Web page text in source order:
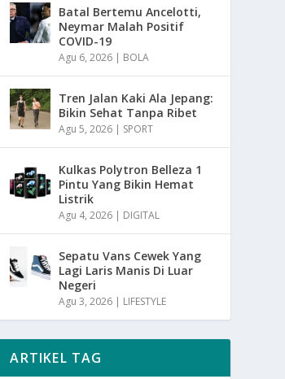
Batal Bertemu Ancelotti,
Neymar Malah Positif
COVID-19
Agu 6, 2026 | BOLA
Tren Jalan Kaki Ala Jepang:
Bikin Sehat Tanpa Ribet
Agu 5, 2026 | SPORT
Kulkas Polytron Belleza 1
Pintu Yang Bikin Hemat
Listrik
Agu 4, 2026 | DIGITAL
Sepatu Vans Cewek Yang
Lagi Laris Manis Di Luar
Negeri
Agu 3, 2026 | LIFESTYLE
ARTIKEL TAG